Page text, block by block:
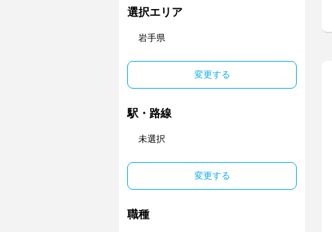
選択エリア
岩手県
変更する
駅・路線
未選択
変更する
職種